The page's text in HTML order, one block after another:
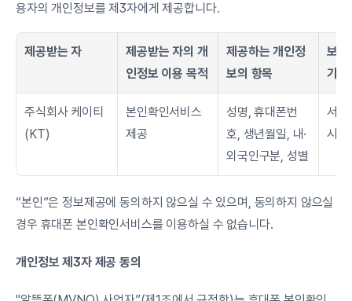
용자의 개인정보를 제3자에게 제공합니다.
제공받는 자
제공받는 자의 개
인정보 이용 목적
제공하는 개인정
보의 항목
보유
기간
주식회사 케이티
(KT)
본인확인서비스
제공
성명, 휴대폰번
호, 생년월일, 내·
외국인구분, 성별
서비
시까
“본인”은 정보제공에 동의하지 않으실 수 있으며, 동의하지 않으실
경우 휴대폰 본인확인서비스를 이용하실 수 없습니다.
개인정보 제3자 제공 동의